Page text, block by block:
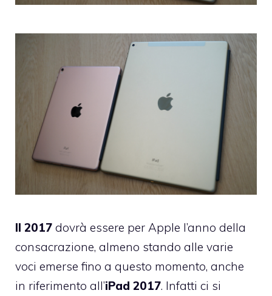
Il 2017 dovrà essere per Apple l’anno della
consacrazione, almeno stando alle varie
voci emerse fino a questo momento, anche
in riferimento all’iPad 2017. Infatti ci si